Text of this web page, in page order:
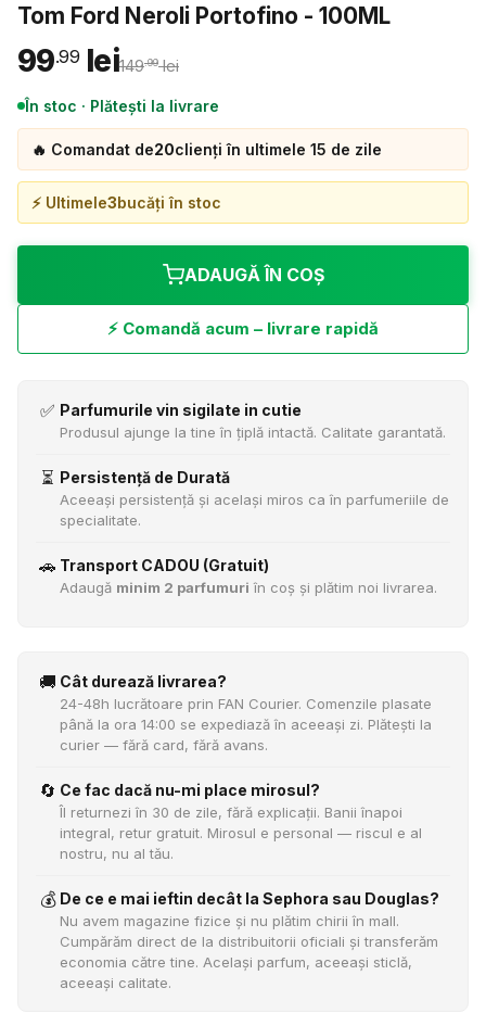
Tom Ford Neroli Portofino - 100ML
99.99lei149.99lei
În stoc · Plătești la livrare
🔥 Comandat de20clienți în ultimele 15 de zile
⚡ Ultimele3bucăți în stoc
ADAUGĂ ÎN COȘ
⚡ Comandă acum – livrare rapidă
✅ Parfumurile vin sigilate in cutie
Produsul ajunge la tine în țiplă intactă. Calitate garantată.
⏳ Persistență de Durată
Aceeași persistență și același miros ca în parfumeriile de
specialitate.
🚗 Transport CADOU (Gratuit)
Adaugă minim 2 parfumuri în coș și plătim noi livrarea.
🚚 Cât durează livrarea?
24-48h lucrătoare prin FAN Courier. Comenzile plasate
până la ora 14:00 se expediază în aceeași zi. Plătești la
curier — fără card, fără avans.
🔄 Ce fac dacă nu-mi place mirosul?
Îl returnezi în 30 de zile, fără explicații. Banii înapoi
integral, retur gratuit. Mirosul e personal — riscul e al
nostru, nu al tău.
💰 De ce e mai ieftin decât la Sephora sau Douglas?
Nu avem magazine fizice și nu plătim chirii în mall.
Cumpărăm direct de la distribuitorii oficiali și transferăm
economia către tine. Același parfum, aceeași sticlă,
aceeași calitate.